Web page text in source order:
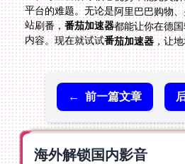
站刷番，番茄加速器都能让你在德
内容。现在就试试番茄加速器，让
← 前一篇文章
海外解锁国内影音